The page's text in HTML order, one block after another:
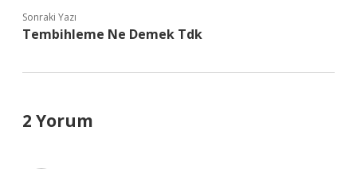
Sonraki Yazı
Tembihleme Ne Demek Tdk
2 Yorum